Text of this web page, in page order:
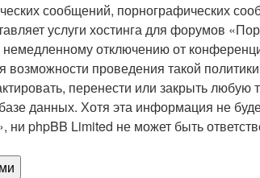
сообщений, порнографических
услуги хостинга для
отключению от
проведения такой
перенести или закрыть любую
данных. Хотя эта информация не
Limited не может быть